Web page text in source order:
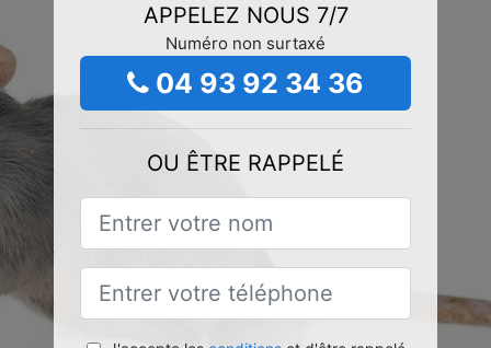
APPELEZ NOUS 7/7
Numéro non surtaxé
04 93 92 34 36
OU ÊTRE RAPPELÉ